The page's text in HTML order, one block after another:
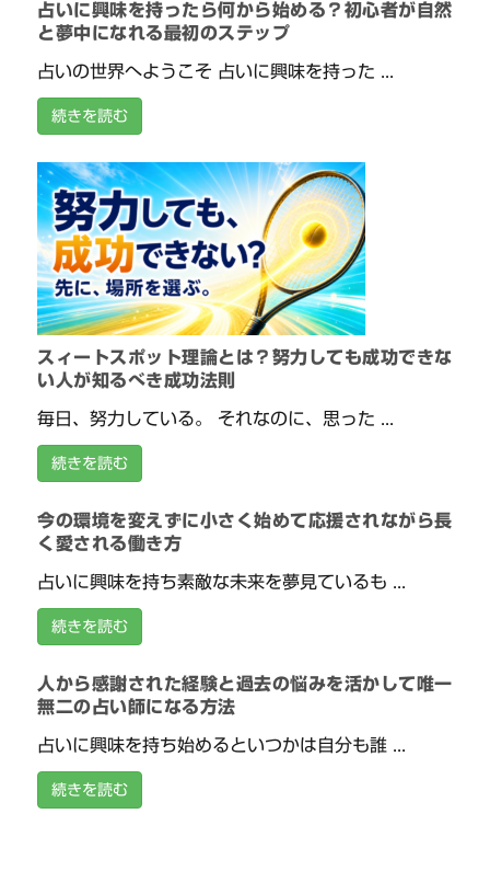
占いに興味を持ったら何から始める？初心者が自然
と夢中になれる最初のステップ
占いの世界へようこそ 占いに興味を持った ...
続きを読む
スィートスポット理論とは？努力しても成功できな
い人が知るべき成功法則
毎日、努力している。 それなのに、思った ...
続きを読む
今の環境を変えずに小さく始めて応援されながら長
く愛される働き方
占いに興味を持ち素敵な未来を夢見ているも ...
続きを読む
人から感謝された経験と過去の悩みを活かして唯一
無二の占い師になる方法
占いに興味を持ち始めるといつかは自分も誰 ...
続きを読む